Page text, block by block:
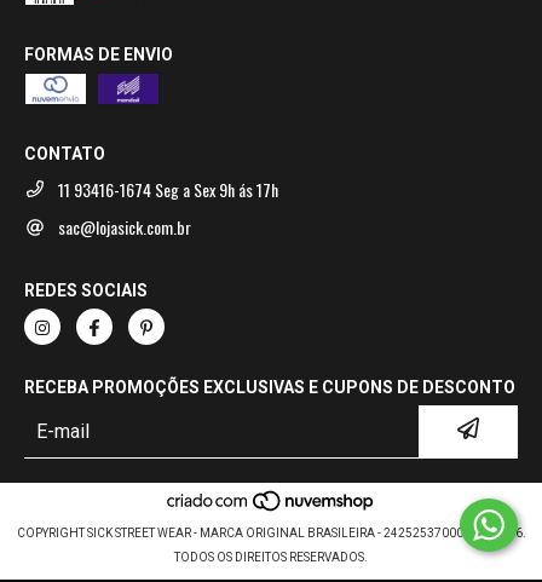
FORMAS DE ENVIO
CONTATO
11 93416-1674 Seg a Sex 9h ás 17h
sac@lojasick.com.br
REDES SOCIAIS
RECEBA PROMOÇÕES EXCLUSIVAS E CUPONS DE DESCONTO
COPYRIGHT SICK STREET WEAR - MARCA ORIGINAL BRASILEIRA - 24252537000107 - 2026.
TODOS OS DIREITOS RESERVADOS.